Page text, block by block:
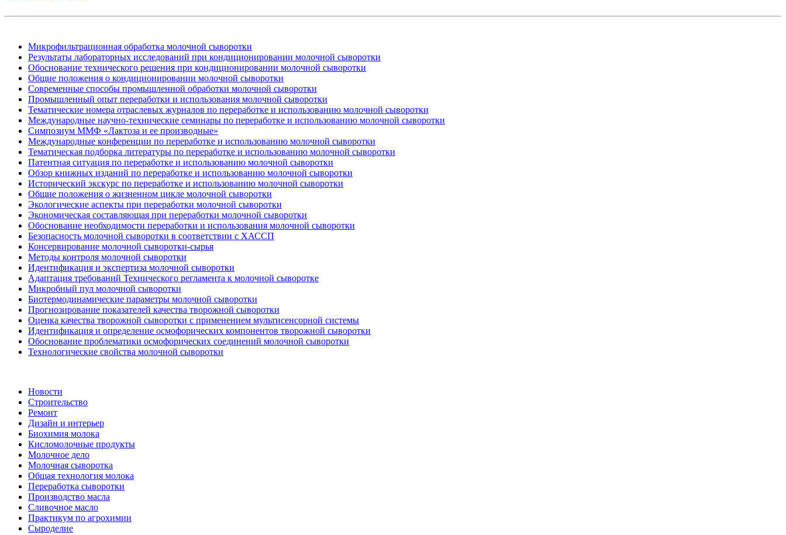
Микрофильтрационная обработка молочной сыворотки
Результаты лабораторных исследований при кондиционировании молочной сыворотки
Обоснование технического решения при кондиционировании молочной сыворотки
Общие положения о кондиционировании молочной сыворотки
Современные способы промышленной обработки молочной сыворотки
Промышленный опыт переработки и использования молочной сыворотки
Тематические номера отраслевых журналов по переработке и использованию молочной сыворотки
Международные научно-технические семинары по переработке и использованию молочной сыворотки
Симпозиум ММФ «Лактоза и ее производные»
Международные конференции по переработке и использованию молочной сыворотки
Тематическая подборка литературы по переработке и использованию молочной сыворотки
Патентная ситуация по переработке и использованию молочной сыворотки
Обзор книжных изданий по переработке и использованию молочной сыворотки
Исторический экскурс по переработке и использованию молочной сыворотки
Общие положения о жизненном цикле молочной сыворотки
Экологические аспекты при переработки молочной сыворотки
Экономическая составляющая при переработки молочной сыворотки
Обоснование необходимости переработки и использования молочной сыворотки
Безопасность молочной сыворотки в соответствии с ХАССП
Консервирование молочной сыворотки-сырья
Методы контроля молочной сыворотки
Идентификация и экспертиза молочной сыворотки
Адаптация требований Технического регламента к молочной сыворотке
Микробный пул молочной сыворотки
Биотермодинамические параметры молочной сыворотки
Прогнозирование показателей качества творожной сыворотки
Оценка качества творожной сыворотки с применением мультисенсорной системы
Идентификация и определение осмофорических компонентов творожной сыворотки
Обоснование проблематики осмофорических соединений молочной сыворотки
Технологические свойства молочной сыворотки
Новости
Строительство
Ремонт
Дизайн и интерьер
Биохимия молока
Кисломолочные продукты
Молочное дело
Молочная сыворотка
Общая технология молока
Переработка сыворотки
Производство масла
Сливочное масло
Практикум по агрохимии
Сыроделие